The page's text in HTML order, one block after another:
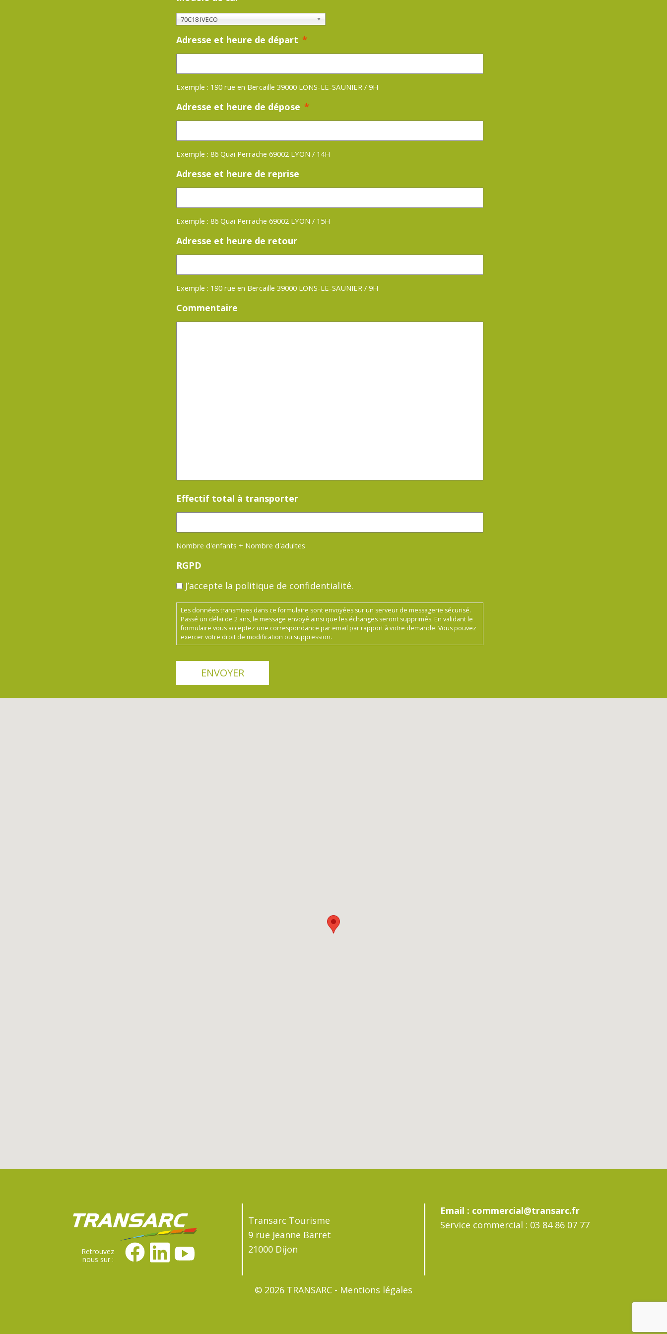
70C18 IVECO
Adresse et heure de départ *
Exemple : 190 rue en Bercaille 39000 LONS-LE-SAUNIER / 9H
Adresse et heure de dépose *
Exemple : 86 Quai Perrache 69002 LYON / 14H
Adresse et heure de reprise
Exemple : 86 Quai Perrache 69002 LYON / 15H
Adresse et heure de retour
Exemple : 190 rue en Bercaille 39000 LONS-LE-SAUNIER / 9H
Commentaire
Effectif total à transporter
Nombre d'enfants + Nombre d'adultes
RGPD
J’accepte la politique de confidentialité.
Les données transmises dans ce formulaire sont envoyées sur un serveur de messagerie sécurisé.
Passé un délai de 2 ans, le message envoyé ainsi que les échanges seront supprimés. En validant le
formulaire vous acceptez une correspondance par email par rapport à votre demande. Vous pouvez
exercer votre droit de modification ou suppression.
CAPTCHA
Retrouvez
nous sur :
Transarc Tourisme
9 rue Jeanne Barret
21000 Dijon
Email : commercial@transarc.fr
Service commercial : 03 84 86 07 77
© 2026 TRANSARC - Mentions légales